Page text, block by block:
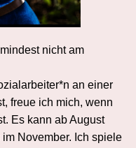
nicht am
an einer
freue ich mich, wenn
Es kann ab August
November. Ich spiele